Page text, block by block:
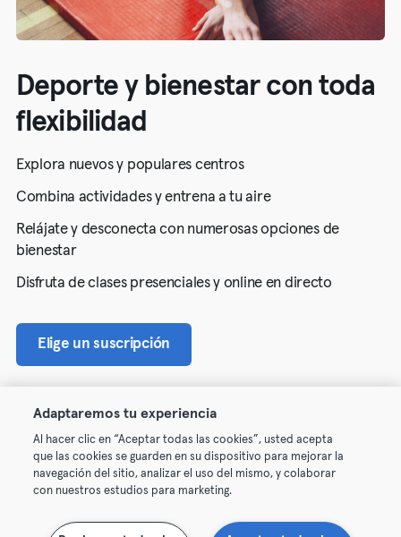
Deporte y bienestar con toda
flexibilidad
Explora nuevos y populares centros
Combina actividades y entrena a tu aire
Relájate y desconecta con numerosas opciones de
bienestar
Disfruta de clases presenciales y online en directo
Elige un suscripción
© 2026 Urban Sports Group GmbH. All rights reserved.
Adaptaremos tu experiencia
Al hacer clic en “Aceptar todas las cookies”, usted acepta
que las cookies se guarden en su dispositivo para mejorar la
navegación del sitio, analizar el uso del mismo, y colaborar
con nuestros estudios para marketing.